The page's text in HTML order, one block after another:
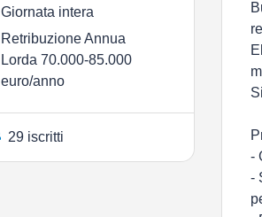
Giornata intera
Retribuzione Annua
Lorda 70.000-85.000
euro/anno
29 iscritti
-
-